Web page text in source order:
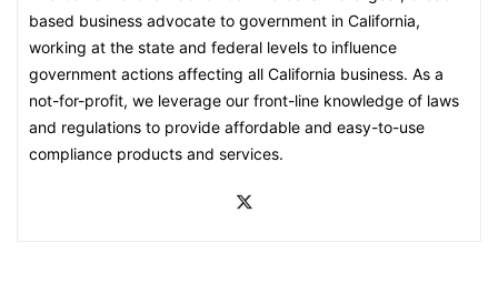
based business advocate to government in California,
working at the state and federal levels to influence
government actions affecting all California business. As a
not-for-profit, we leverage our front-line knowledge of laws
and regulations to provide affordable and easy-to-use
compliance products and services.